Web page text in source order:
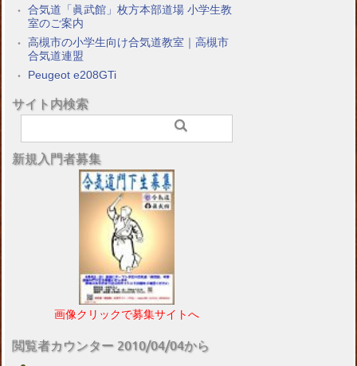
合気道「眞武館」枚方本部道場 小学生教
室のご案内
高槻市の小学生向け合気道教室｜高槻市
合気道連盟
Peugeot e208GTi
サイト内検索
新規入門者募集
画像クリックで募集サイトへ
閲覧者カウンター 2010/04/04から